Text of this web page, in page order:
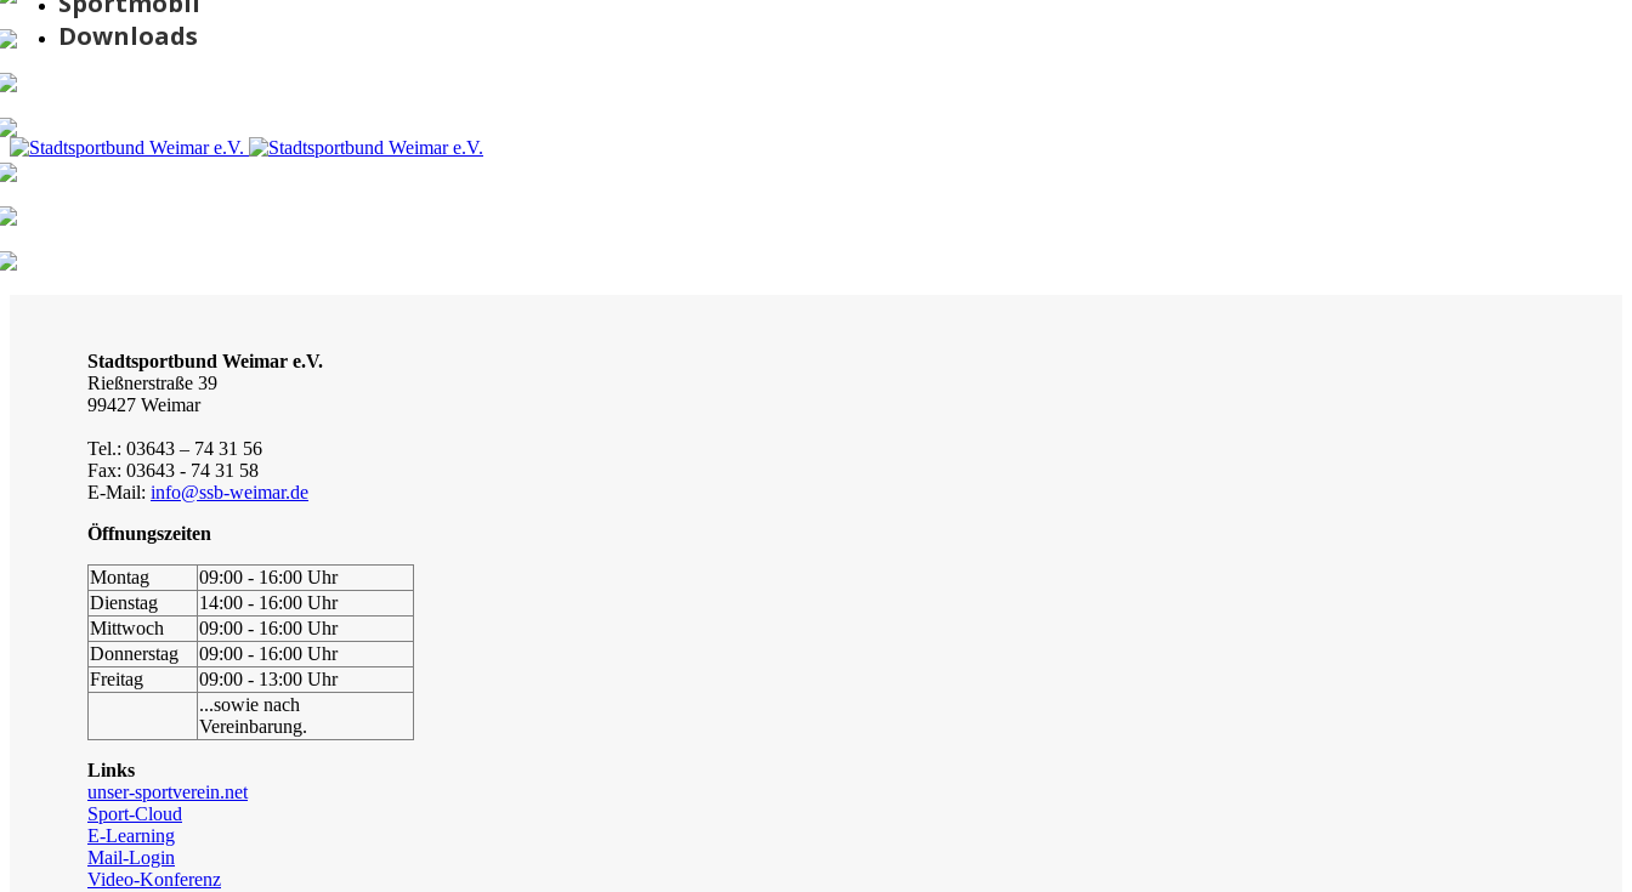
Downloads
Stadtsportbund Weimar e.V.
Rießnerstraße 39
99427 Weimar
Tel.: 03643 – 74 31 56
Fax: 03643 - 74 31 58
E-Mail: info@ssb-weimar.de
Öffnungszeiten
Montag
09:00 - 16:00 Uhr
Dienstag
14:00 - 16:00 Uhr
Mittwoch
09:00 - 16:00 Uhr
Donnerstag
09:00 - 16:00 Uhr
Freitag
09:00 - 13:00 Uhr
...sowie nach
Vereinbarung.
Links
unser-sportverein.net
Sport-Cloud
E-Learning
Mail-Login
Video-Konferenz